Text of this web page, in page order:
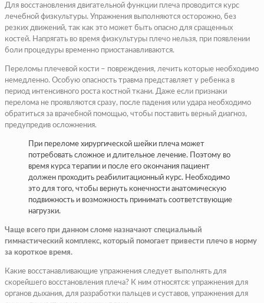
Для восстановления двигательной функции плеча проводится курс
лечебной физкультуры. Упражнения выполняются осторожно, без
резких движений, так как это может быть опасно для сращенных
костей. Напрягать во время физкультуры плечо нельзя, при появлении
боли процедуры временно приостанавливаются.
Переломы плечевой кости – повреждения, лечить которые необходимо
немедленно. Особую опасность травма представляет у ребенка в
период интенсивного роста костной ткани. Даже если признаки
перелома не проявляются сразу, после падения или удара необходимо
обратиться за врачебной помощью, чтобы поставить верный диагноз,
предупредив осложнения.
При переломе хирургической шейки плеча может
потребовать сложное и длительное лечение. Поэтому во
время курса терапии и после его окончания пациент
должен проходить реабилитационный курс. Необходимо
это для того, чтобы вернуть конечности анатомическую
подвижность и возможность принимать соответствующие
нагрузки.
Чаще всего при данном сломе назначают специальный
гимнастический комплекс, который помогает привести плечо в норму
за короткое время.
Какие восстанавливающие упражнения следует выполнять для
скорейшего восстановления плеча? К ним относятся: упражнения для
органов дыхания, для разработки пальцев и суставов, упражнения для